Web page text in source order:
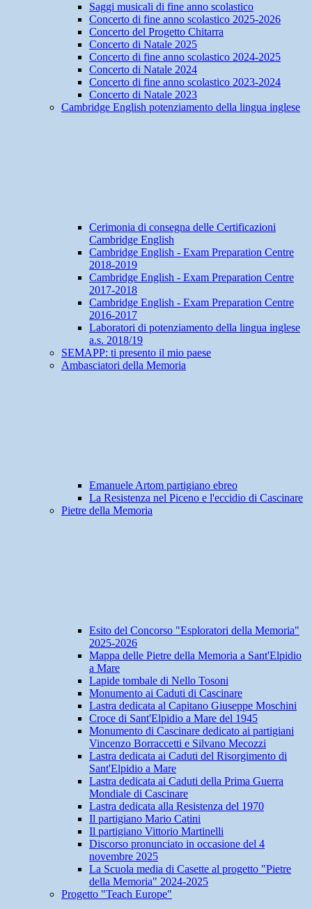
Saggi musicali di fine anno scolastico
Concerto di fine anno scolastico 2025-2026
Concerto del Progetto Chitarra
Concerto di Natale 2025
Concerto di fine anno scolastico 2024-2025
Concerto di Natale 2024
Concerto di fine anno scolastico 2023-2024
Concerto di Natale 2023
Cambridge English potenziamento della lingua inglese
Cerimonia di consegna delle Certificazioni
Cambridge English
Cambridge English - Exam Preparation Centre
2018-2019
Cambridge English - Exam Preparation Centre
2017-2018
Cambridge English - Exam Preparation Centre
2016-2017
Laboratori di potenziamento della lingua inglese
a.s. 2018/19
SEMAPP: ti presento il mio paese
Ambasciatori della Memoria
Emanuele Artom partigiano ebreo
La Resistenza nel Piceno e l'eccidio di Cascinare
Pietre della Memoria
Esito del Concorso "Esploratori della Memoria"
2025-2026
Mappa delle Pietre della Memoria a Sant'Elpidio
a Mare
Lapide tombale di Nello Tosoni
Monumento ai Caduti di Cascinare
Lastra dedicata al Capitano Giuseppe Moschini
Croce di Sant'Elpidio a Mare del 1945
Monumento di Cascinare dedicato ai partigiani
Vincenzo Borraccetti e Silvano Mecozzi
Lastra dedicata ai Caduti del Risorgimento di
Sant'Elpidio a Mare
Lastra dedicata ai Caduti della Prima Guerra
Mondiale di Cascinare
Lastra dedicata alla Resistenza del 1970
Il partigiano Mario Catini
Il partigiano Vittorio Martinelli
Discorso pronunciato in occasione del 4
novembre 2025
La Scuola media di Casette al progetto "Pietre
della Memoria" 2024-2025
Progetto "Teach Europe"